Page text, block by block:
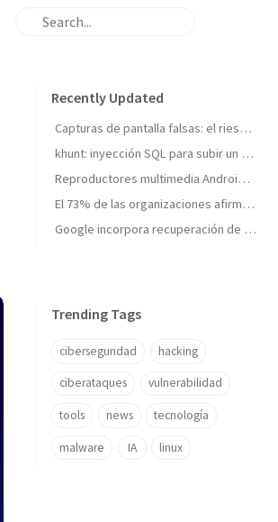
Recently Updated
Capturas de pantalla falsas: el riesgo de confiar en una prueba digital
khunt: inyección SQL para subir un kit de herramientas de post-explotación a Oracle
Reproductores multimedia Android baratos se hacen pasar por teléfonos y se convierten en servidores proxy
El 73% de las organizaciones afirma no estar totalmente preparada para un ciberataque importante
Google incorpora recuperación de cuentas con vídeo selfie: así funciona la nueva verificación de identidad
Trending Tags
ciberseguridad hacking
ciberataques vulnerabilidad
tools news tecnología
malware IA linux